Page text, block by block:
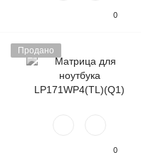
0
Продано
0